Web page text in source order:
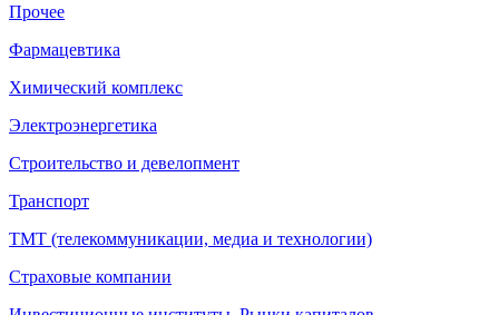
Прочее
Фармацевтика
Химический комплекс
Электроэнергетика
Строительство и девелопмент
Транспорт
ТМТ (телекоммуникации, медиа и технологии)
Страховые компании